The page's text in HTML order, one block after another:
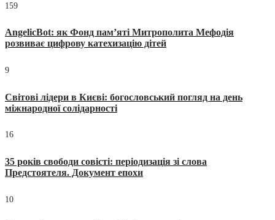
159
AngelicBot: як Фонд пам’яті Митрополита Мефодія
розвиває цифрову катехизацію дітей
9
Світові лідери в Києві: богословський погляд на день
міжнародної солідарності
16
35 років свободи совісті: періодизація зі слова
Предстоятеля. Документ епохи
10